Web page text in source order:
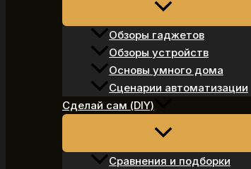
Обзоры гаджетов
Обзоры устройств
Основы умного дома
Сценарии автоматизации
Сделай сам (DIY)
Сравнения и подборки